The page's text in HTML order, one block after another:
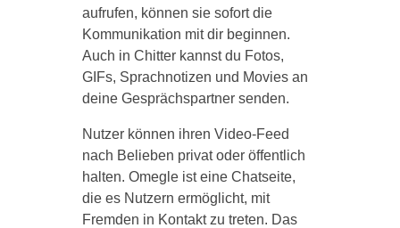
aufrufen, können sie sofort die
Kommunikation mit dir beginnen.
Auch in Chitter kannst du Fotos,
GIFs, Sprachnotizen und Movies an
deine Gesprächspartner senden.
Nutzer können ihren Video-Feed
nach Belieben privat oder öffentlich
halten. Omegle ist eine Chatseite,
die es Nutzern ermöglicht, mit
Fremden in Kontakt zu treten. Das